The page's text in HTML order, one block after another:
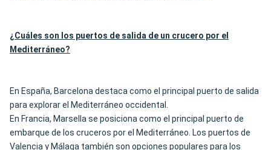
¿Cuáles son los puertos de salida de un crucero por el
Mediterráneo?
En España, Barcelona destaca como el principal puerto de salida
para explorar el Mediterráneo occidental.
En Francia, Marsella se posiciona como el principal puerto de
embarque de los cruceros por el Mediterráneo. Los puertos de
Valencia y Málaga también son opciones populares para los